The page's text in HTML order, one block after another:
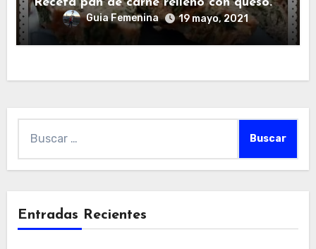
Guia Femenina 19 mayo, 2021
Entradas Recientes